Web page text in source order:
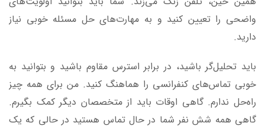
واضحی را تعیین کنید و به مهارت‌های حل مسئله خوبی نیاز
دارید.
باید تحلیل‌گر باشید، در برابر استرس مقاوم باشید و بتوانید به
خوبی تماس‌های کنفرانسی را هماهنگ کنید. من برای همه چیز
راه‌حل ندارم. گاهی اوقات باید از متخصصان دیگر کمک بگیرم.
گاهی همه شش نفر شما در حال تماس هستید در حالی که یک